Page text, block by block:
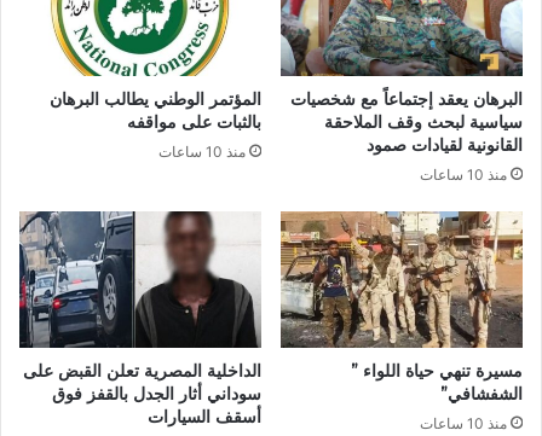
البرهان يعقد إجتماعاً مع شخصيات
سياسية لبحث وقف الملاحقة
القانونية لقيادات صمود
منذ 10 ساعات
المؤتمر الوطني يطالب البرهان
بالثبات على مواقفه
منذ 10 ساعات
مسيرة تنهي حياة اللواء ”
الشفشافي”
منذ 10 ساعات
الداخلية المصرية تعلن القبض على
سوداني أثار الجدل بالقفز فوق
أسقف السيارات